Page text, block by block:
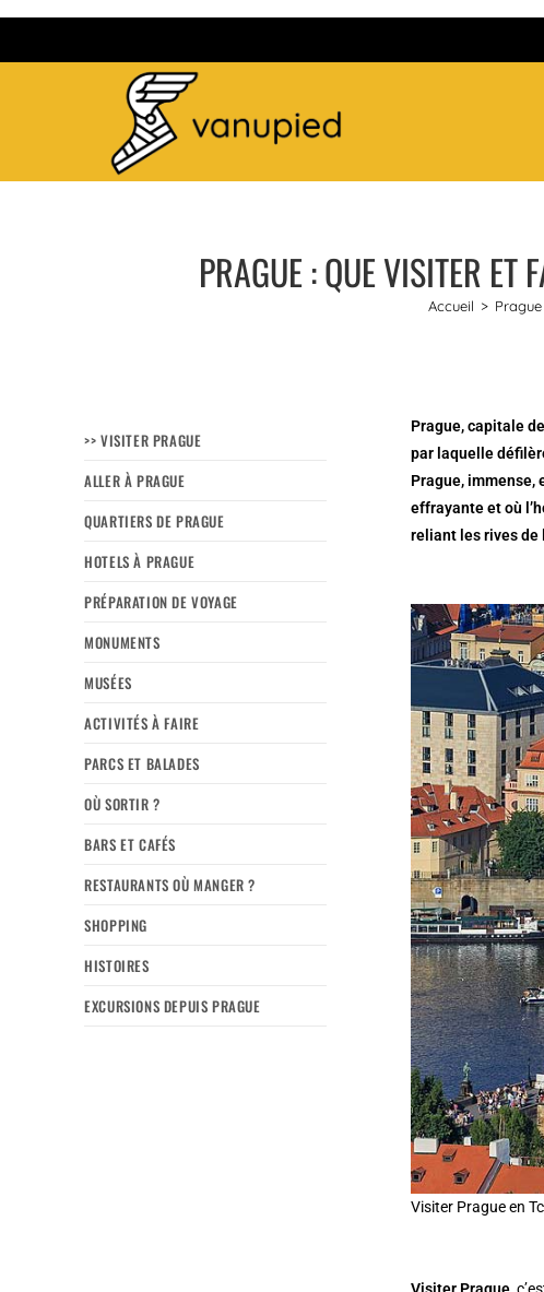
PRAGUE : QUE VISITER
Accueil >
Prague, capitale
par laquelle
Prague, immense,
effrayante et où
reliant les rives de
Visiter Prague en
>> VISITER PRAGUE
ALLER À PRAGUE
QUARTIERS DE PRAGUE
HOTELS À PRAGUE
PRÉPARATION DE VOYAGE
MONUMENTS
MUSÉES
ACTIVITÉS À FAIRE
PARCS ET BALADES
OÙ SORTIR ?
BARS ET CAFÉS
RESTAURANTS OÙ MANGER ?
SHOPPING
HISTOIRES
EXCURSIONS DEPUIS PRAGUE